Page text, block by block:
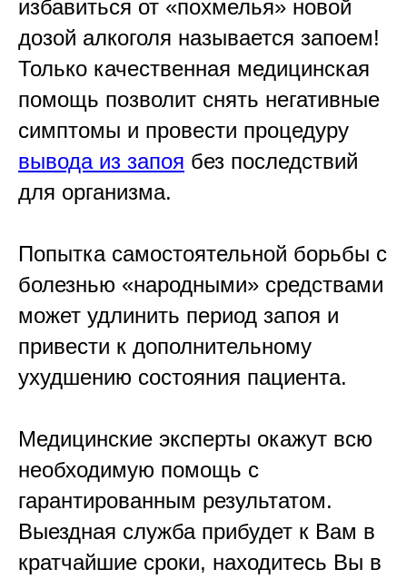
избавиться от «похмелья» новой
дозой алкоголя называется запоем!
Только качественная медицинская
помощь позволит снять негативные
симптомы и провести процедуру
вывода из запоя без последствий
для организма.
Попытка самостоятельной борьбы с
болезнью «народными» средствами
может удлинить период запоя и
привести к дополнительному
ухудшению состояния пациента.
Медицинские эксперты окажут всю
необходимую помощь с
гарантированным результатом.
Выездная служба прибудет к Вам в
кратчайшие сроки, находитесь Вы в